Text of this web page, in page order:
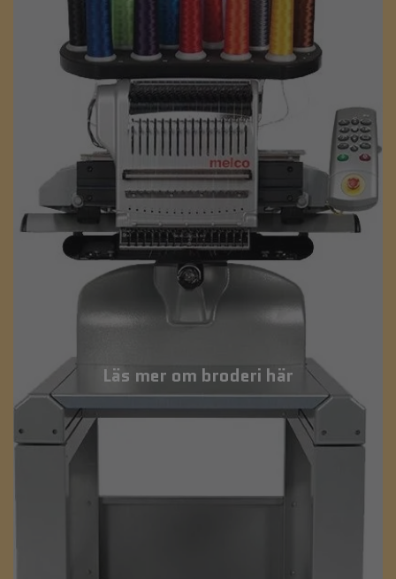
Läs mer om broderi här